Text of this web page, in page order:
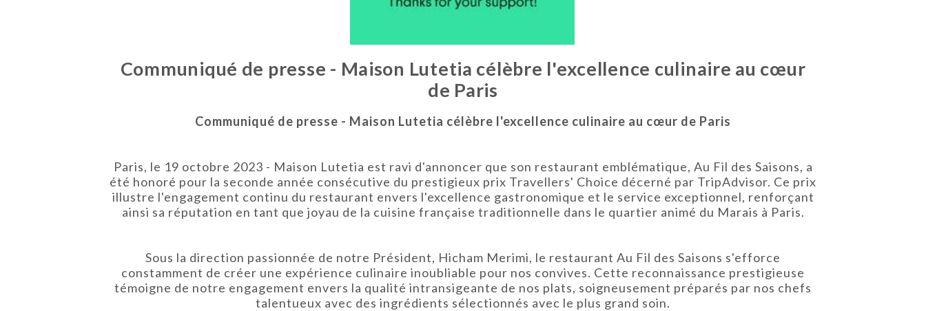
Communiqué de presse - Maison Lutetia célèbre l'excellence culinaire au cœur
de Paris
Communiqué de presse - Maison Lutetia célèbre l'excellence culinaire au cœur de Paris
Paris, le 19 octobre 2023 - Maison Lutetia est ravi d'annoncer que son restaurant emblématique, Au Fil des Saisons, a
été honoré pour la seconde année consécutive du prestigieux prix Travellers' Choice décerné par TripAdvisor. Ce prix
illustre l'engagement continu du restaurant envers l'excellence gastronomique et le service exceptionnel, renforçant
ainsi sa réputation en tant que joyau de la cuisine française traditionnelle dans le quartier animé du Marais à Paris.
Sous la direction passionnée de notre Président, Hicham Merimi, le restaurant Au Fil des Saisons s'efforce
constamment de créer une expérience culinaire inoubliable pour nos convives. Cette reconnaissance prestigieuse
témoigne de notre engagement envers la qualité intransigeante de nos plats, soigneusement préparés par nos chefs
talentueux avec des ingrédients sélectionnés avec le plus grand soin.